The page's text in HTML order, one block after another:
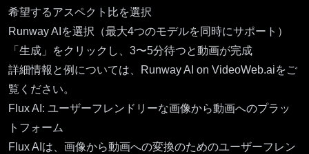
希望するアスペクト比を選択
Runway AIを選択（最大4つのモデルを同時にサポート）
「生成」をクリックし、3〜5分待つと動画が完成
詳細情報と例については、
Runway AI on VideoWeb.aiをご
覧ください。
Flux AI: ユーザーフレンドリーな画像から動画へのプラッ
トフォーム
Flux AIは、画像から動画への変換のためのユーザーフレン